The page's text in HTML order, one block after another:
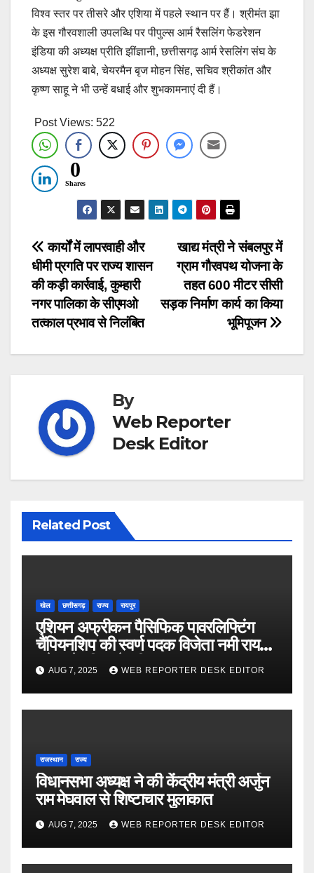
विश्व स्तर पर तीसरे और एशिया में पहले स्थान पर हैं। श्रीमंत झा
के इस गौरवशाली उपलब्धि पर पीपुल्स आर्म रैसलिंग फेडरेशन
इंडिया की अध्यक्ष प्रीति झींज्ञानी, छत्तीसगढ़ आर्म रेसलिंग संघ के
अध्यक्ष सुरेश बाबे, चेयरमैन बृज मोहन सिंह, सचिव श्रीकांत और
कृष्ण साहू ने भी उन्हें बधाई और शुभकामनाएं दी हैं।
Post Views: 522
0
Shares
Post
navigation
खाद्य मंत्री ने संबलपुर में
ग्राम गौरवपथ योजना के
तहत 600 मीटर सीसी
सड़क निर्माण कार्य का किया
भूमिपूजन
कार्यों में लापरवाही और
धीमी प्रगति पर राज्य शासन
की कड़ी कार्रवाई, कुम्हारी
नगर पालिका के सीएमओ
तत्काल प्रभाव से निलंबित
By
Web Reporter
Desk Editor
Related Post
खेल छत्तीसगढ़ राज्य रायपुर
एशियन अफ्रीकन पैसिफिक पावरलिफ्टिंग
चैंपियनशिप की स्वर्ण पदक विजेता नमी राय
पारेख ने सीएम से की मुलाकात
AUG 7, 2025 WEB REPORTER DESK EDITOR
राजस्थान राज्य
विधानसभा अध्यक्ष ने की केंद्रीय मंत्री अर्जुन
राम मेघवाल से शिष्टाचार मुलाकात
AUG 7, 2025 WEB REPORTER DESK EDITOR